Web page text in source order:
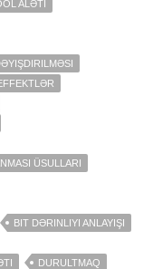
ALƏTI
ÜSULLARI
BIT DƏRINLIYI ANLAYIŞI
DURULTMAQ